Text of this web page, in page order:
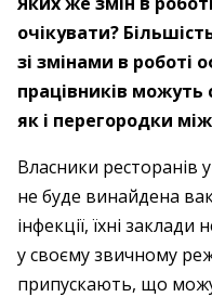
очікувати?
зі змінами в роботі
працівників
як і перегородки
Власники
не буде винайдена
інфекції, їхні
у своєму звичному
припускають, що